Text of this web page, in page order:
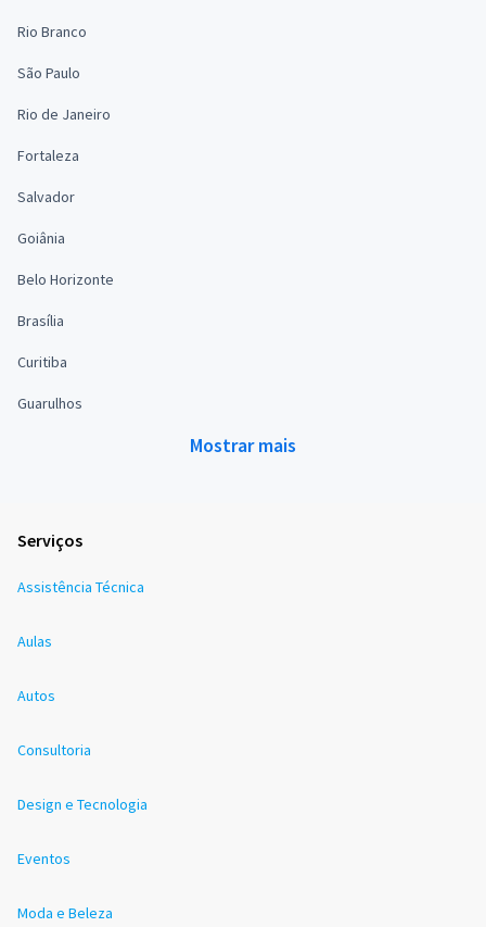
Rio Branco
São Paulo
Rio de Janeiro
Fortaleza
Salvador
Goiânia
Belo Horizonte
Brasília
Curitiba
Guarulhos
Mostrar mais
Serviços
Assistência Técnica
Aulas
Autos
Consultoria
Design e Tecnologia
Eventos
Moda e Beleza